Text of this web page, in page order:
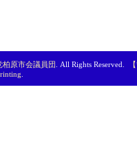
柏原市会議員団 . All Rights Reserved.